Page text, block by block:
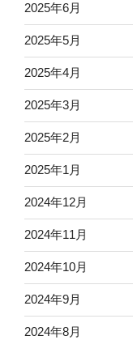
2025年6月
2025年5月
2025年4月
2025年3月
2025年2月
2025年1月
2024年12月
2024年11月
2024年10月
2024年9月
2024年8月